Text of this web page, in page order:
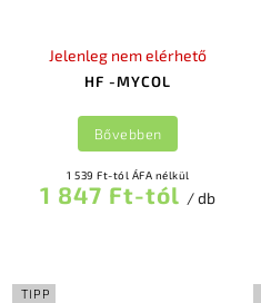
HF -MYCOL
Jelenleg nem elérhető
1 539 Ft-tól ÁFA nélkül
1 847 Ft-tól / db
Bővebben
TIPP